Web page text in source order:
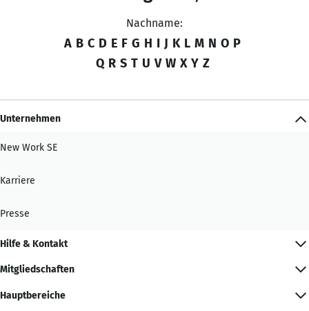
Nachname:
A B C D E F G H I J K L M N O P
Q R S T U V W X Y Z
Unternehmen
New Work SE
Karriere
Presse
Hilfe & Kontakt
Mitgliedschaften
Hauptbereiche